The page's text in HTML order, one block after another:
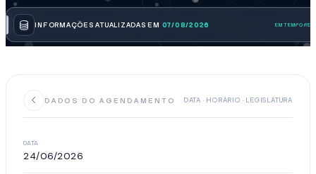
INFORMAÇÕES ATUALIZADAS EM 07/08/2026
DADOS DO AGENDAMENTO DATA · HORÁRIO · LEGISLATURA
DATA
24/06/2026